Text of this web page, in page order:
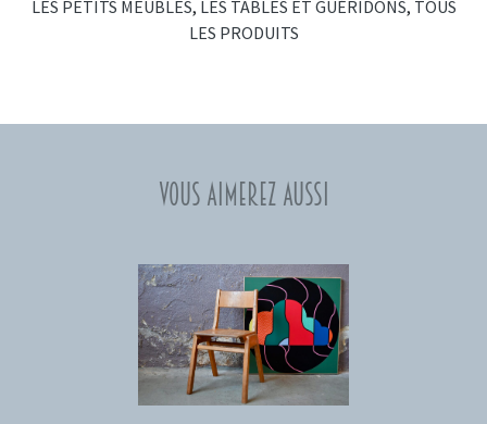
LES PETITS MEUBLES, LES TABLES ET GUÉRIDONS, TOUS
LES PRODUITS
Vous aimerez aussi